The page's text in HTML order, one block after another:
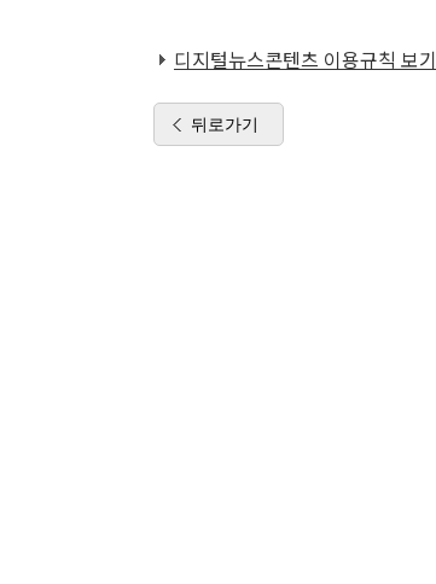
디지털뉴스콘텐츠 이용규칙 보기
뒤로가기